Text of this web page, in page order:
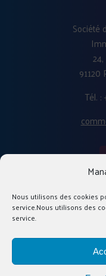
Nous utilisons des cookies
service.Nous utilisons des
service.
Société
91120
Tél.